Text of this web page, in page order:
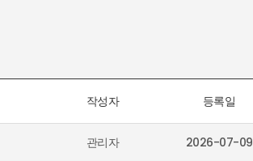
작성자 등록일
관리자 2026-07-09